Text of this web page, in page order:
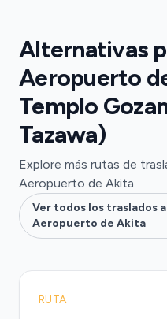
Alternativas
Aeropuerto
Templo
Tazawa)
Explore más rutas de
Aeropuerto de Akita.
Ver todos los traslados
Aeropuerto de Akita
RUTA